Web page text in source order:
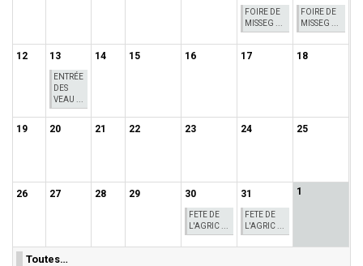
FOIRE DE
MISSEG ...
FOIRE DE
MISSEG ...
12 13
ENTRÉE
DES
VEAU ...
14 15 16 17 18
19 20 21 22 23 24 25
26 27 28 29 30
FETE DE
L'AGRIC ...
31
FETE DE
L'AGRIC ...
1
Toutes…